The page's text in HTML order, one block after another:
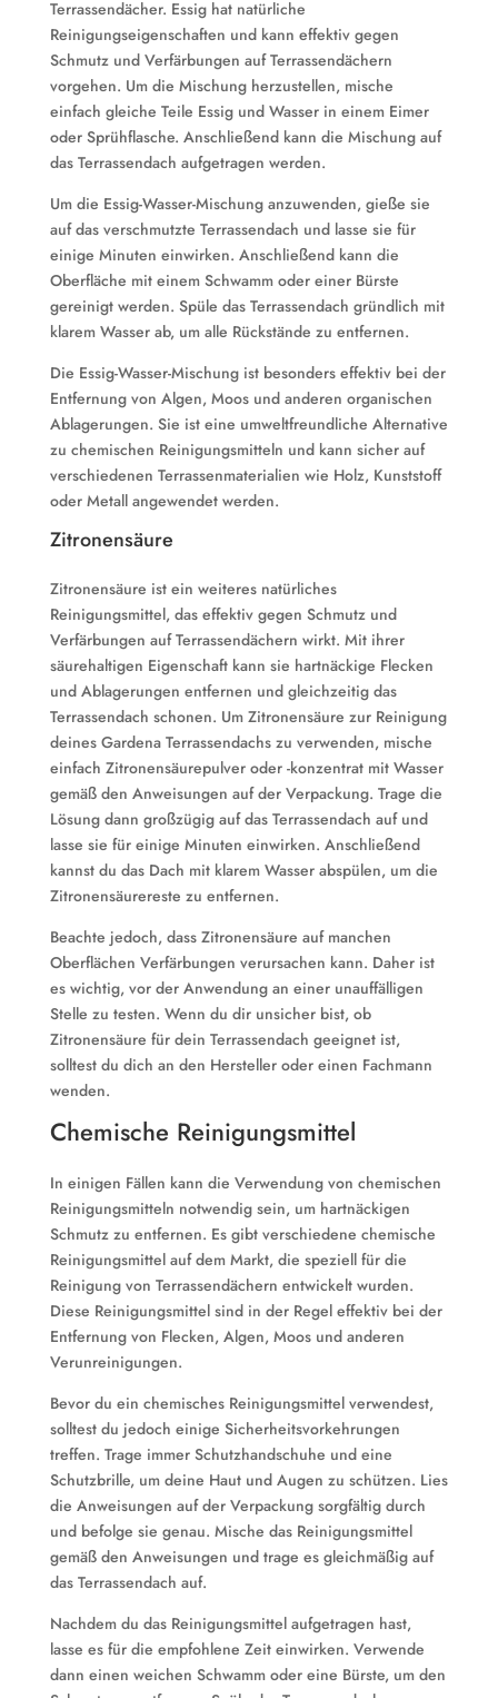
Terrassendächer. Essig hat natürliche
Reinigungseigenschaften und kann effektiv gegen
Schmutz und Verfärbungen auf Terrassendächern
vorgehen. Um die Mischung herzustellen, mische
einfach gleiche Teile Essig und Wasser in einem Eimer
oder Sprühflasche. Anschließend kann die Mischung auf
das Terrassendach aufgetragen werden.
Um die Essig-Wasser-Mischung anzuwenden, gieße sie
auf das verschmutzte Terrassendach und lasse sie für
einige Minuten einwirken. Anschließend kann die
Oberfläche mit einem Schwamm oder einer Bürste
gereinigt werden. Spüle das Terrassendach gründlich mit
klarem Wasser ab, um alle Rückstände zu entfernen.
Die Essig-Wasser-Mischung ist besonders effektiv bei der
Entfernung von Algen, Moos und anderen organischen
Ablagerungen. Sie ist eine umweltfreundliche Alternative
zu chemischen Reinigungsmitteln und kann sicher auf
verschiedenen Terrassenmaterialien wie Holz, Kunststoff
oder Metall angewendet werden.
Zitronensäure
Zitronensäure ist ein weiteres natürliches
Reinigungsmittel, das effektiv gegen Schmutz und
Verfärbungen auf Terrassendächern wirkt. Mit ihrer
säurehaltigen Eigenschaft kann sie hartnäckige Flecken
und Ablagerungen entfernen und gleichzeitig das
Terrassendach schonen. Um Zitronensäure zur Reinigung
deines Gardena Terrassendachs zu verwenden, mische
einfach Zitronensäurepulver oder -konzentrat mit Wasser
gemäß den Anweisungen auf der Verpackung. Trage die
Lösung dann großzügig auf das Terrassendach auf und
lasse sie für einige Minuten einwirken. Anschließend
kannst du das Dach mit klarem Wasser abspülen, um die
Zitronensäurereste zu entfernen.
Beachte jedoch, dass Zitronensäure auf manchen
Oberflächen Verfärbungen verursachen kann. Daher ist
es wichtig, vor der Anwendung an einer unauffälligen
Stelle zu testen. Wenn du dir unsicher bist, ob
Zitronensäure für dein Terrassendach geeignet ist,
solltest du dich an den Hersteller oder einen Fachmann
wenden.
Chemische Reinigungsmittel
In einigen Fällen kann die Verwendung von chemischen
Reinigungsmitteln notwendig sein, um hartnäckigen
Schmutz zu entfernen. Es gibt verschiedene chemische
Reinigungsmittel auf dem Markt, die speziell für die
Reinigung von Terrassendächern entwickelt wurden.
Diese Reinigungsmittel sind in der Regel effektiv bei der
Entfernung von Flecken, Algen, Moos und anderen
Verunreinigungen.
Bevor du ein chemisches Reinigungsmittel verwendest,
solltest du jedoch einige Sicherheitsvorkehrungen
treffen. Trage immer Schutzhandschuhe und eine
Schutzbrille, um deine Haut und Augen zu schützen. Lies
die Anweisungen auf der Verpackung sorgfältig durch
und befolge sie genau. Mische das Reinigungsmittel
gemäß den Anweisungen und trage es gleichmäßig auf
das Terrassendach auf.
Nachdem du das Reinigungsmittel aufgetragen hast,
lasse es für die empfohlene Zeit einwirken. Verwende
dann einen weichen Schwamm oder eine Bürste, um den